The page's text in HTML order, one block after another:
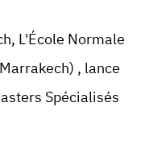
L'École Normale
Marrakech) , lance
Spécialisés